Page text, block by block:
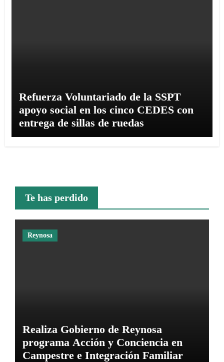
Refuerza Voluntariado de la SSPT
apoyo social en los cinco CEDES con
entrega de sillas de ruedas
Te has perdido
Reynosa
Realiza Gobierno de Reynosa
programa Acción y Conciencia en
Campestre e Integración Familiar